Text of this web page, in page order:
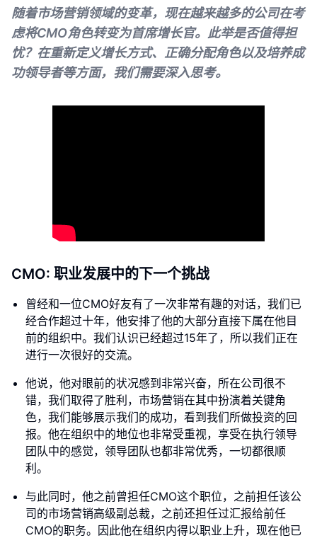
随着市场营销领域的变革，现在越来越多的公司在考
虑将CMO角色转变为首席增长官。此举是否值得担
忧？在重新定义增长方式、正确分配角色以及培养成
功领导者等方面，我们需要深入思考。
CMO: 职业发展中的下一个挑战
曾经和一位CMO好友有了一次非常有趣的对话，我们已
经合作超过十年，他安排了他的大部分直接下属在他目
前的组织中。我们认识已经超过15年了，所以我们正在
进行一次很好的交流。
他说，他对眼前的状况感到非常兴奋，所在公司很不
错，我们取得了胜利，市场营销在其中扮演着关键角
色，我们能够展示我们的成功，看到我们所做投资的回
报。他在组织中的地位也非常受重视，享受在执行领导
团队中的感觉，领导团队也都非常优秀，一切都很顺
利。
与此同时，他之前曾担任CMO这个职位，之前担任该公
司的市场营销高级副总裁，之前还担任过汇报给前任
CMO的职务。因此他在组织内得以职业上升，现在他已